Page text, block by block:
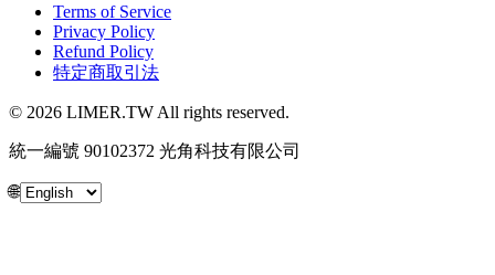
Terms of Service
Privacy Policy
Refund Policy
特定商取引法
© 2026 LIMER.TW All rights reserved.
統一編號 90102372 光角科技有限公司
🌐